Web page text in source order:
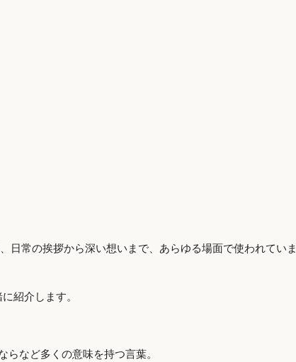
日常の挨拶から深い想いまで、あらゆる場面で使われていま
紹介します。
らなど多くの意味を持つ言葉。